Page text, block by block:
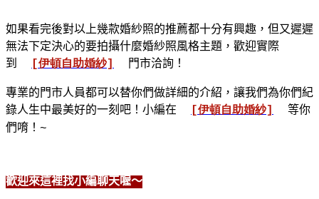
如果看完後對以上幾款婚紗照的推薦都十分有興趣，但又遲遲
無法下定決心的要拍攝什麼婚紗照風格主題，歡迎實際
到
[伊頓自助婚紗] 門市洽詢！
專業的門市人員都可以替你們做詳細的介紹，讓我們為你們紀
錄人生中最美好的一刻吧！小編在
[伊頓自助婚紗]
等你
們唷！ ~
歡迎來這裡找小編聊天喔～